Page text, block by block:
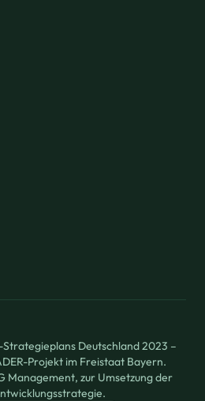
Strategieplans Deutschland 2023 –
Projekt im Freistaat Bayern.
Management, zur Umsetzung der